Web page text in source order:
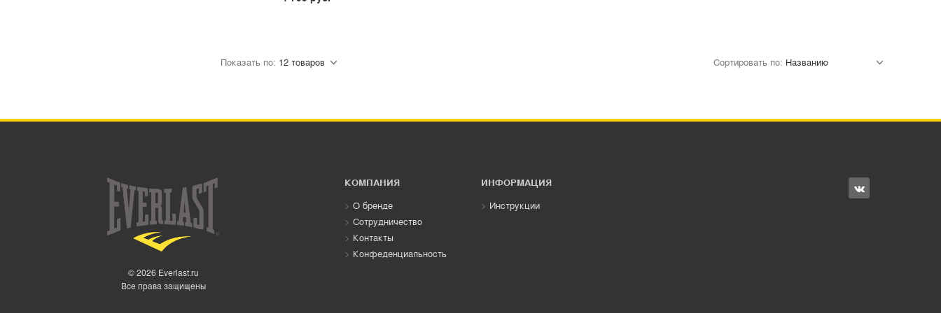
ТЕЙПЫ
СКАКАЛКИ EVERLAST
Показать по: Сортировать по:
© 2026 Everlast.ru
Все права защищены
КОМПАНИЯ
О бренде
Сотрудничество
Контакты
Конфеденциальность
ИНФОРМАЦИЯ
Инструкции